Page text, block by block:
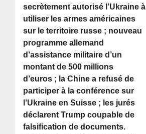
secrètement autorisé l’Ukraine à
utiliser les armes américaines
sur le territoire russe ; nouveau
programme allemand
d’assistance militaire d’un
montant de 500 millions
d’euros ; la Chine a refusé de
participer à la conférence sur
l’Ukraine en Suisse ; les jurés
déclarent Trump coupable de
falsification de documents.